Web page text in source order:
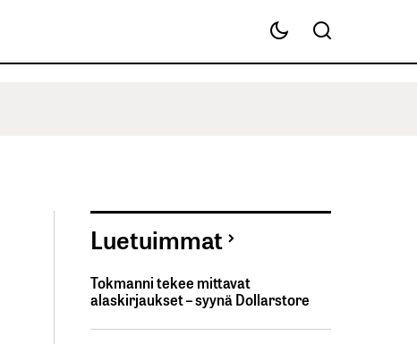
Luetuimmat
Tokmanni tekee mittavat
alaskirjaukset – syynä Dollarstore